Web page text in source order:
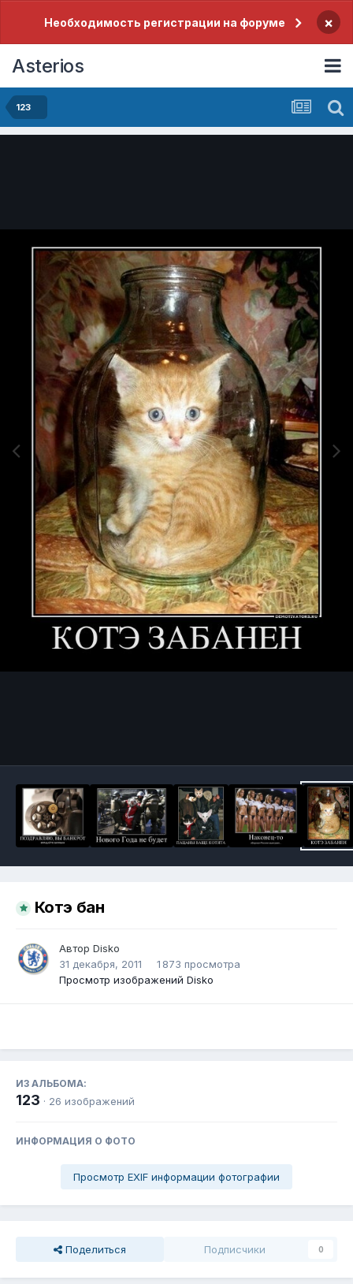
Необходимость регистрации на форуме ×
Asterios
123
Котэ бан
Автор Disko
31 декабря, 2011
1 873 просмотра
Просмотр изображений Disko
ИЗ АЛЬБОМА:
123 · 26 изображений
ИНФОРМАЦИЯ О ФОТО
Просмотр EXIF информации фотографии
Поделиться Подписчики 0